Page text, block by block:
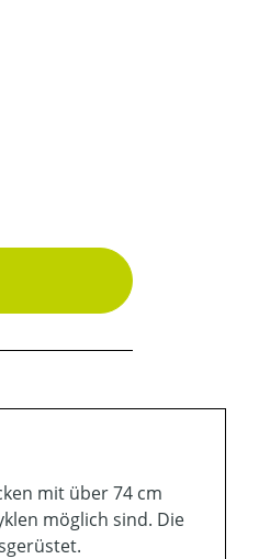
mit über 74 cm
möglich sind. Die